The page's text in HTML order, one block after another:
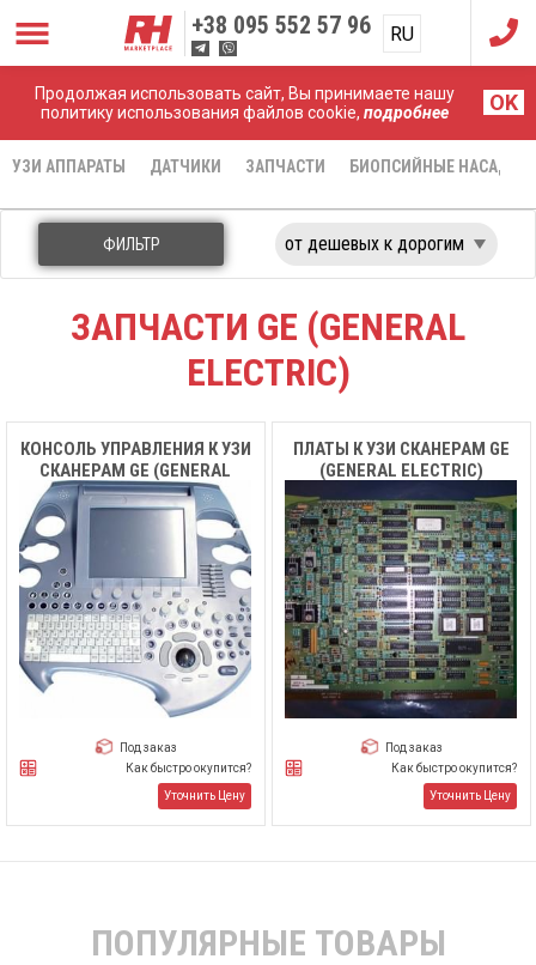
Продолжая использовать сайт, Вы принимаете нашу
политику использования файлов cookie, подробнее OK
+38 095 552 57 96 RU
UA
Главная Запчасти GE (General Electric)
УЗИ АППАРАТЫ ДАТЧИКИ ЗАПЧАСТИ БИОПСИЙНЫЕ НАСАДКИ
ФИЛЬТР
ЗАПЧАСТИ GE (GENERAL
ELECTRIC)
КОНСОЛЬ УПРАВЛЕНИЯ К УЗИ
СКАНЕРАМ GE (GENERAL
ELECTRIC)
Под заказ
Как быстро окупится?
Уточнить Цену
ПЛАТЫ К УЗИ СКАНЕРАМ GE
(GENERAL ELECTRIC)
Под заказ
Как быстро окупится?
Уточнить Цену
ПОПУЛЯРНЫЕ ТОВАРЫ